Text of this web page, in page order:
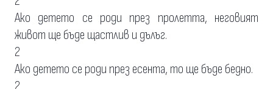
Ако детето се роди през пролетта, неговият
живот ще бъде щастлив и дълъг.
2
Ако детето се роди през есента, то ще бъде бедно.